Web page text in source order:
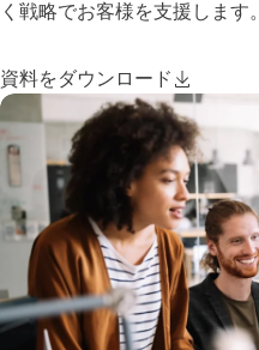
く戦略でお客様を支援します。
資料をダウンロード